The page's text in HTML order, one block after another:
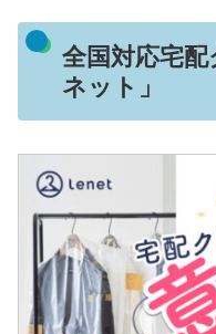
全国対応宅
ネット」